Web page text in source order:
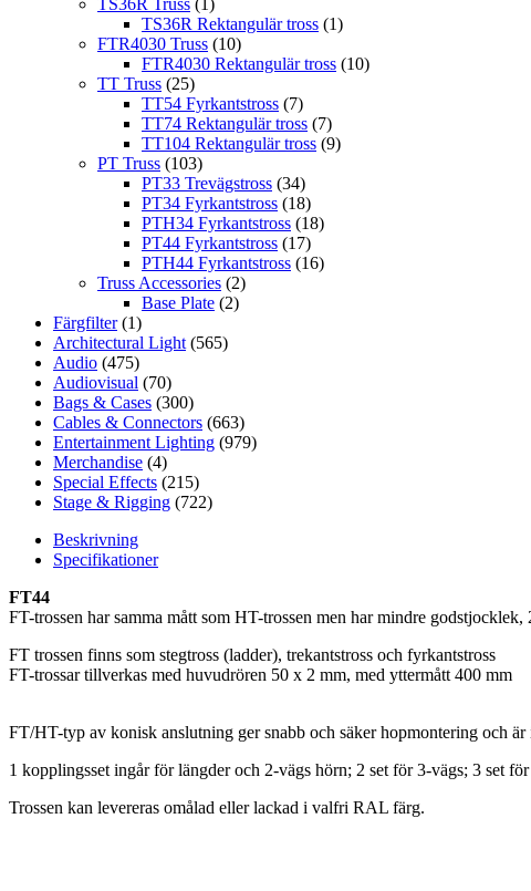
TS36R Rektangulär tross (1)
FTR4030 Truss (10)
FTR4030 Rektangulär tross (10)
TT Truss (25)
TT54 Fyrkantstross (7)
TT74 Rektangulär tross (7)
TT104 Rektangulär tross (9)
PT Truss (103)
PT33 Trevägstross (34)
PT34 Fyrkantstross (18)
PTH34 Fyrkantstross (18)
PT44 Fyrkantstross (17)
PTH44 Fyrkantstross (16)
Truss Accessories (2)
Base Plate (2)
Färgfilter (1)
Architectural Light (565)
Audio (475)
Audiovisual (70)
Bags & Cases (300)
Cables & Connectors (663)
Entertainment Lighting (979)
Merchandise (4)
Special Effects (215)
Stage & Rigging (722)
Beskrivning
Specifikationer
FT44
FT-trossen har samma mått som HT-trossen men har mindre
FT trossen finns som stegtross (ladder), trekantstross och fyrkantstross
FT-trossar tillverkas med huvudrören 50 x 2 mm, med yttermått 400 mm
FT/HT-typ av konisk anslutning ger snabb och säker hopmontering och
1 kopplingsset ingår för längder och 2-vägs hörn; 2 set för 3-vägs; 3 set
Trossen kan levereras omålad eller lackad i valfri RAL färg.